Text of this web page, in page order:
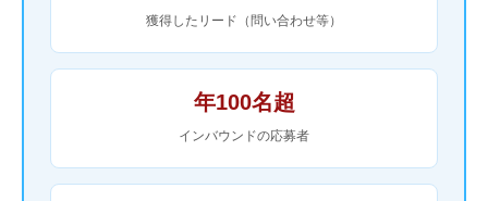
獲得したリード（問い合わせ等）
年100名超
インバウンドの応募者